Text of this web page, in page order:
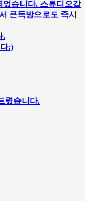
었습니다. 스튜디오같
큰독방으로도 즉시
.
:)
렸습니다.